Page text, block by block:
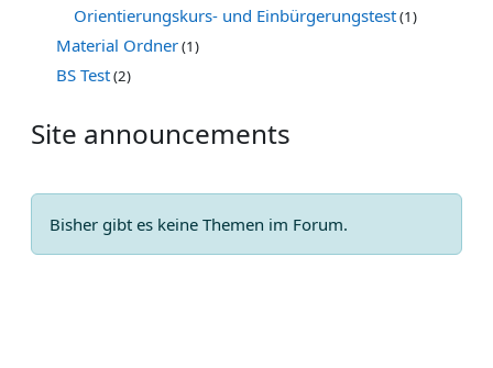
Orientierungskurs- und Einbürgerungstest(1)
Material Ordner(1)
BS Test(2)
Site announcements
Bisher gibt es keine Themen im Forum.